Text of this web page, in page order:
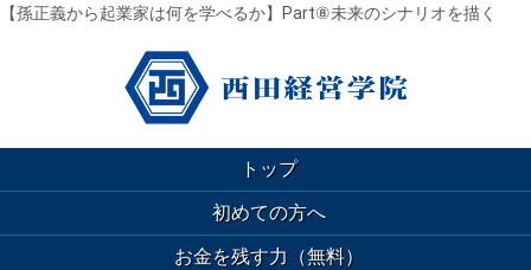
【孫正義から起業家は何を学べるか】Part⑧未来のシナリオを描く
トップ
初めての方へ
お金を残す力（無料）